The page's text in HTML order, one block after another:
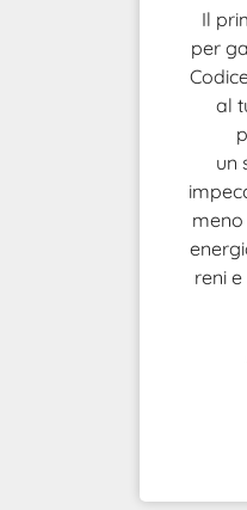
Il
per
al
un
reni